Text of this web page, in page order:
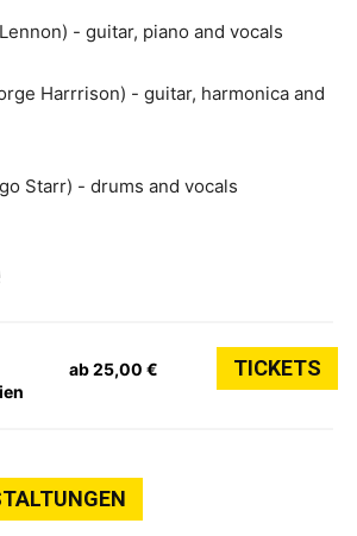
- guitar, piano and vocals
Harrrison) - guitar, harmonica and
Starr) - drums and vocals
ab 25,00 € TICKETS